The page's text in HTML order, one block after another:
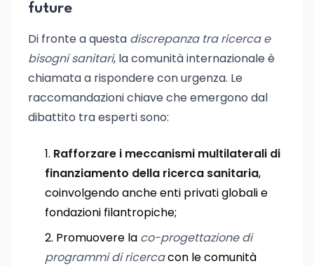
future
Di fronte a questa discrepanza tra ricerca e
bisogni sanitari, la comunità internazionale è
chiamata a rispondere con urgenza. Le
raccomandazioni chiave che emergono dal
dibattito tra esperti sono:
Rafforzare i meccanismi multilaterali di
finanziamento della ricerca sanitaria,
coinvolgendo anche enti privati globali e
fondazioni filantropiche;
Promuovere la co-progettazione di
programmi di ricercacon le comunità